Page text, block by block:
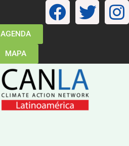
AGENDA
MAPA